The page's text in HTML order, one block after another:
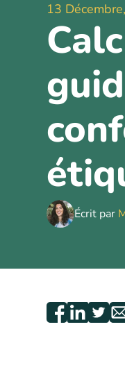
13
Écrit par